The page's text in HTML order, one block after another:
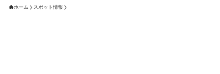
ホーム スポット情報